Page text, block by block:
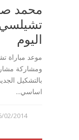
محمد
اليوم
موعد مباراة
ومشاركة
بالتشكيل
اساسي...
02/2014